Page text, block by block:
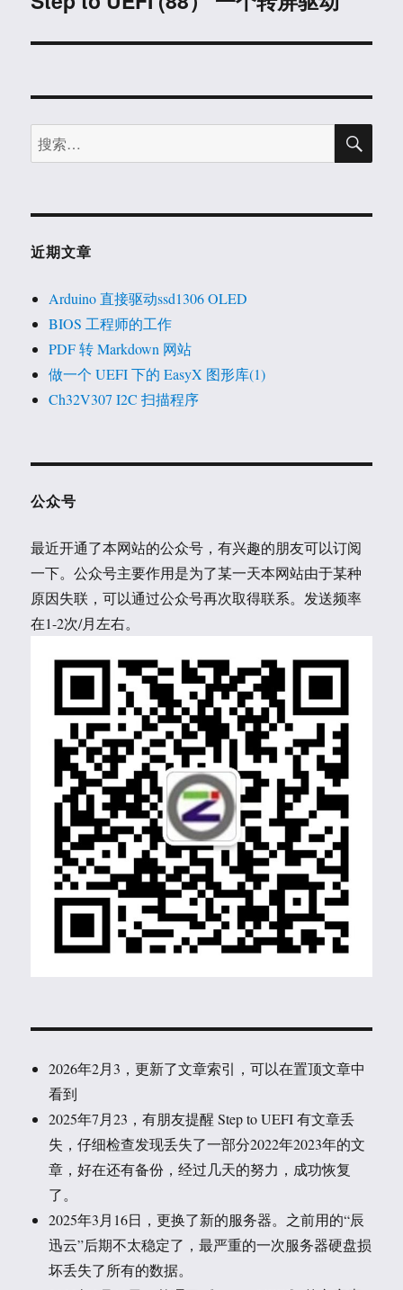
文
搜
索：
搜
近期文章
Arduino 直接驱动ssd1306 OLED
BIOS 工程师的工作
PDF 转 Markdown 网站
做一个 UEFI 下的 EasyX 图形库(1)
Ch32V307 I2C 扫描程序
公众号
最近开通了本网站的公众号，有兴趣的朋友可以订阅
一下。公众号主要作用是为了某一天本网站由于某种
原因失联，可以通过公众号再次取得联系。发送频率
在1-2次/月左右。
2026年2月3，更新了文章索引，可以在置顶文章中
看到
2025年7月23，有朋友提醒 Step to UEFI 有文章丢
失，仔细检查发现丢失了一部分2022年2023年的文
章，好在还有备份，经过几天的努力，成功恢复
了。
2025年3月16日，更换了新的服务器。之前用的“辰
迅云”后期不太稳定了，最严重的一次服务器硬盘损
坏丢失了所有的数据。